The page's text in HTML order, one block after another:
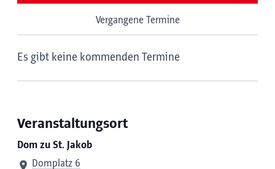
Vergangene Termine
Es gibt keine kommenden Termine
Veranstaltungsort
Dom zu St. Jakob
Domplatz 6